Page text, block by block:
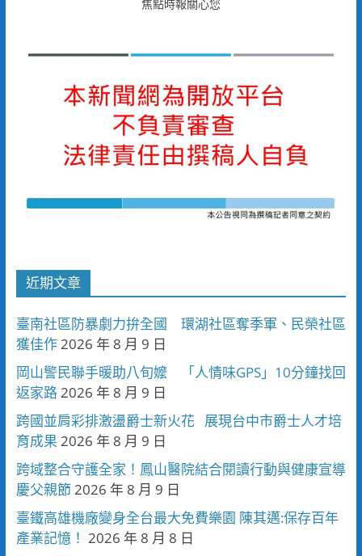
焦點時報關心您
近期文章
臺南社區防暴劇力拚全國 環湖社區奪季軍、民榮社區
獲佳作2026 年 8 月 9 日
岡山警民聯手暖助八旬嬤 「人情味GPS」10分鐘找回
返家路2026 年 8 月 9 日
跨國並肩彩排激盪爵士新火花 展現台中市爵士人才培
育成果 2026 年 8 月 9 日
跨域整合守護全家！鳳山醫院結合閱讀行動與健康宣導
慶父親節2026 年 8 月 9 日
臺鐵高雄機廠變身全台最大免費樂園 陳其邁:保存百年
產業記憶！ 2026 年 8 月 8 日